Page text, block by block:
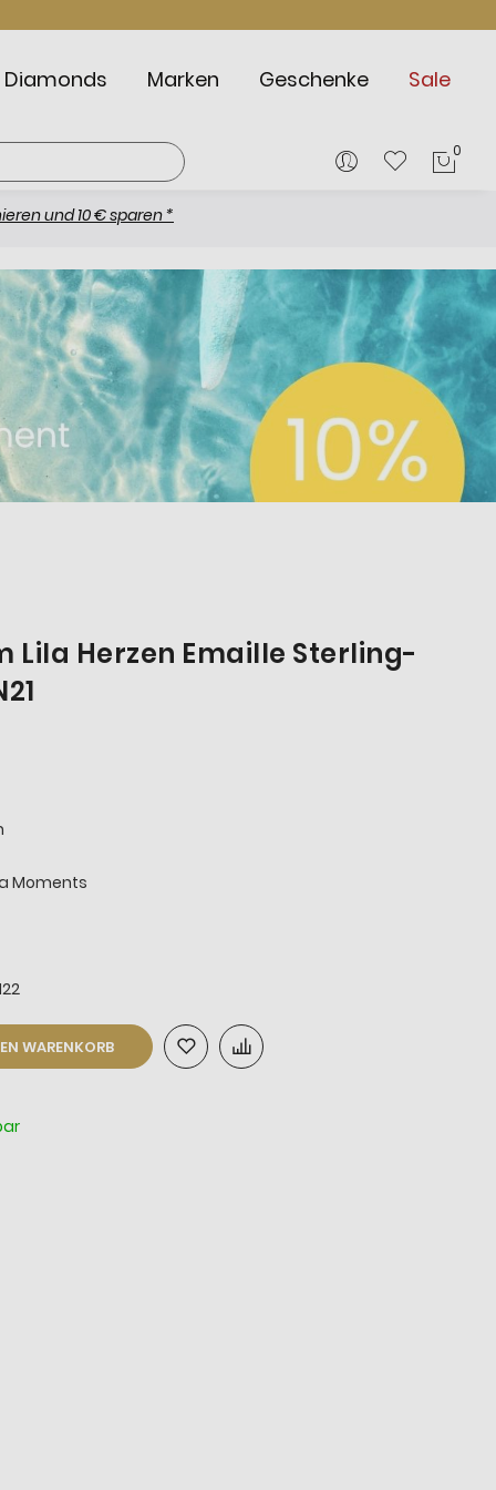
Diamonds Marken Geschenke Sale
0
10 € sparen *
Lila Herzen Emaille Sterling-
Moments
WARENKORB